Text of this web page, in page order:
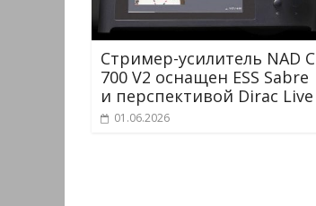
Стример-усилитель NAD C
700 V2 оснащен ESS Sabre
и перспективой Dirac Live
01.06.2026